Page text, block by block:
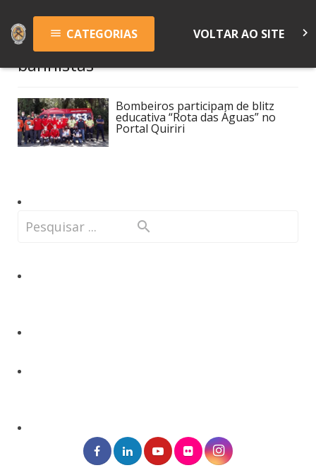
menu CATEGORIAS VOLTAR AO SITE keyboard_arrow_right
banhistas
Bombeiros participam de blitz
educativa “Rota das Águas” no
Portal Quiriri